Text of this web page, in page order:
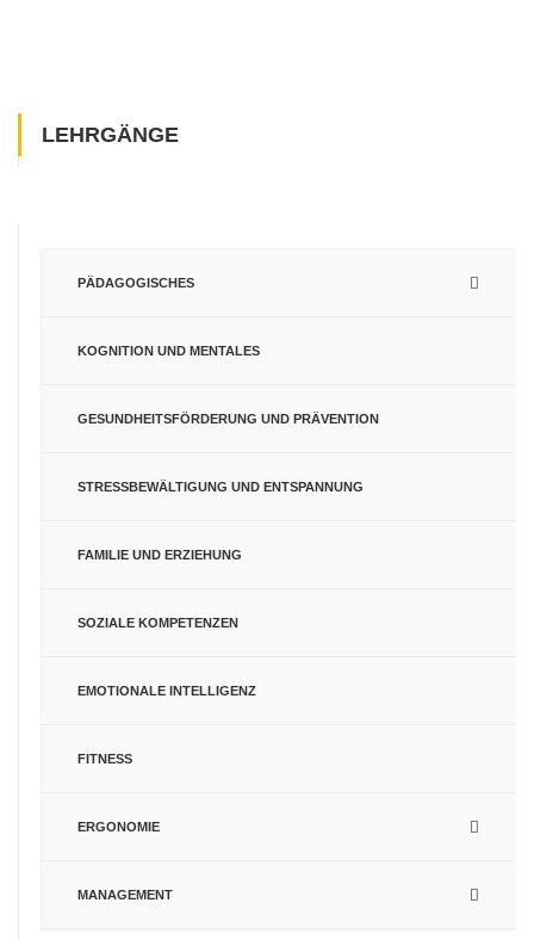
LEHRGÄNGE
PÄDAGOGISCHES
KOGNITION UND MENTALES
GESUNDHEITSFÖRDERUNG UND PRÄVENTION
STRESSBEWÄLTIGUNG UND ENTSPANNUNG
FAMILIE UND ERZIEHUNG
SOZIALE KOMPETENZEN
EMOTIONALE INTELLIGENZ
FITNESS
ERGONOMIE
MANAGEMENT